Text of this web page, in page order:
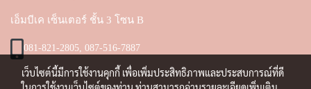
เอ็มบีเค เซ็นเตอร์ ชั้น 3 โซน B
081-821-2805, 087-516-7887
เว็บไซต์นี้มีการใช้งานคุกกี้ เพื่อเพิ่มประสิทธิภาพและประสบการณ์ที่ดี